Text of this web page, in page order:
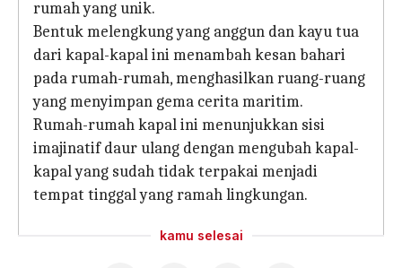
rumah yang unik.
Bentuk melengkung yang anggun dan kayu tua
dari kapal-kapal ini menambah kesan bahari
pada rumah-rumah, menghasilkan ruang-ruang
yang menyimpan gema cerita maritim.
Rumah-rumah kapal ini menunjukkan sisi
imajinatif daur ulang dengan mengubah kapal-
kapal yang sudah tidak terpakai menjadi
tempat tinggal yang ramah lingkungan.
kamu selesai